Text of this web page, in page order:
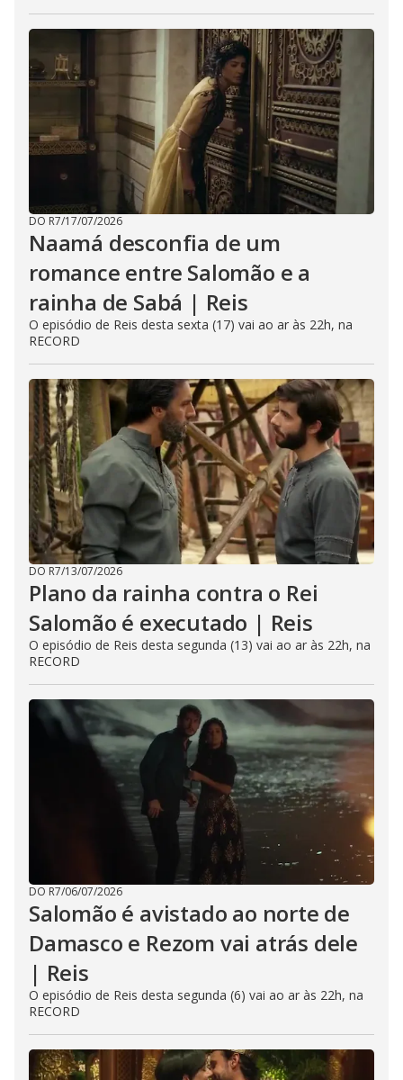
DO R7/17/07/2026
Naamá desconfia de um
romance entre Salomão e a
rainha de Sabá | Reis
O episódio de Reis desta sexta (17) vai ao ar às 22h, na
RECORD
DO R7/13/07/2026
Plano da rainha contra o Rei
Salomão é executado | Reis
O episódio de Reis desta segunda (13) vai ao ar às 22h, na
RECORD
DO R7/06/07/2026
Salomão é avistado ao norte de
Damasco e Rezom vai atrás dele
| Reis
O episódio de Reis desta segunda (6) vai ao ar às 22h, na
RECORD